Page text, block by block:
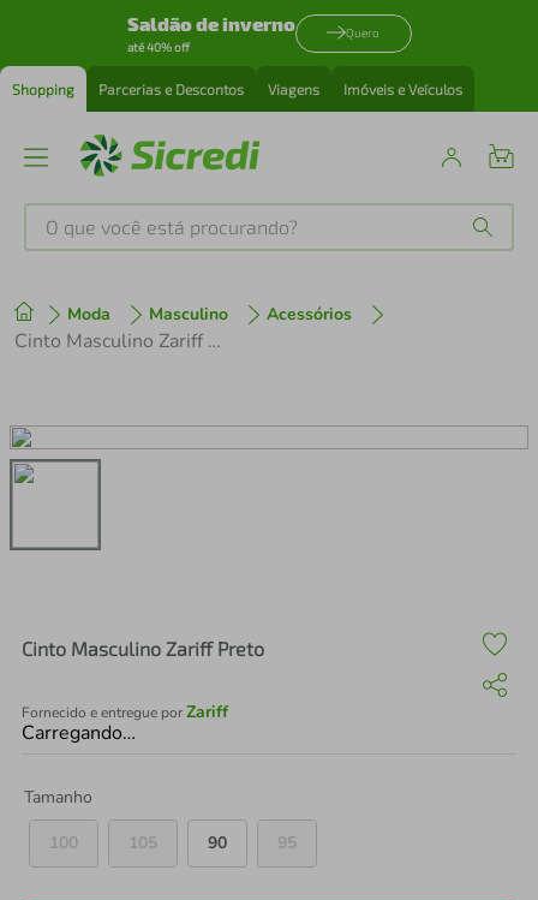
Saldão de inverno
até 40% off
Quero
Shopping Parcerias e Descontos Viagens Imóveis e Veículos
O que você está procurando?
Moda Masculino Acessórios
Cinto Masculino Zariff Preto
Cinto Masculino Zariff Preto
Fornecido e entregue porZariff
Carregando…
Tamanho
100
105 90 95
1º tenis